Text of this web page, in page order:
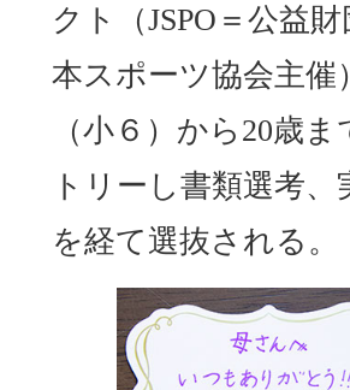
クト（JSPO＝公益財
本スポーツ協会主催
（小６）から20歳
トリーし書類選考、
を経て選抜される。